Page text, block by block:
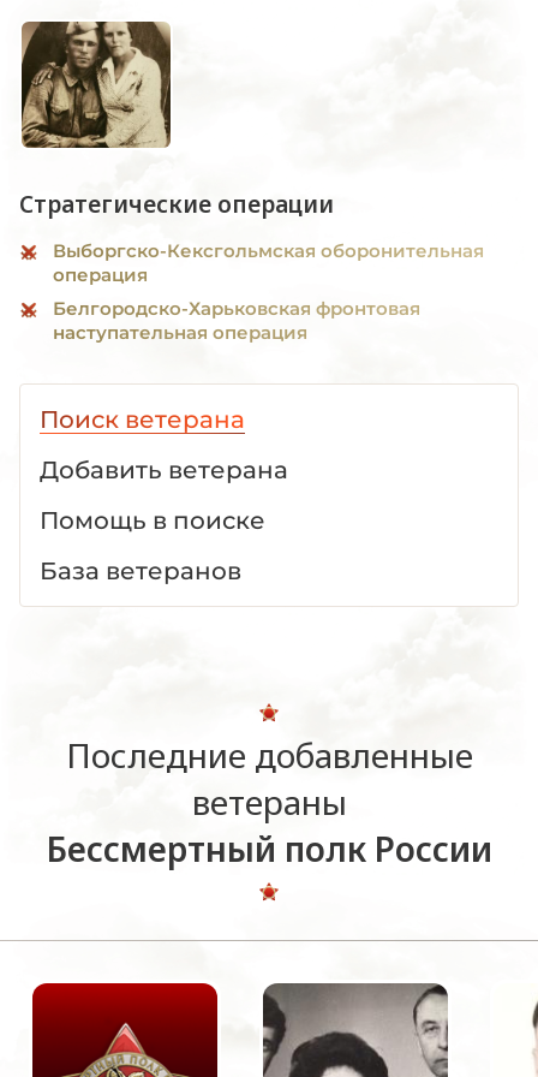
Стратегические операции
Выборгско-Кексгольмская оборонительная
операция
Белгородско-Харьковская фронтовая
наступательная операция
Поиск ветерана
Добавить ветерана
Помощь в поиске
База ветеранов
Последние добавленные
ветераны
Бессмертный полк России